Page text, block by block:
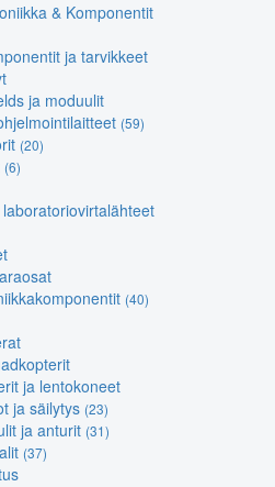
& Komponentit
ja tarvikkeet
ja moduulit
(59)
(20)
(6)
(40)
ja lentokoneet
ja säilytys (23)
ja anturit (31)
(37)